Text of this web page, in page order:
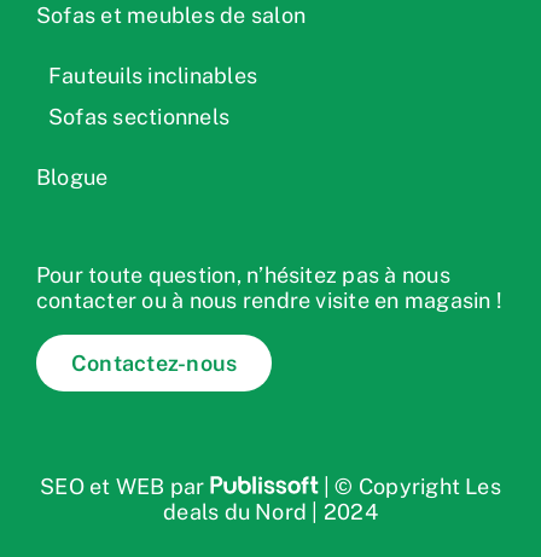
Sofas et meubles de salon
Fauteuils inclinables
Sofas sectionnels
Blogue
Pour toute question, n’hésitez pas à nous
contacter ou à nous rendre visite en magasin !
Contactez-nous
SEO et WEB par
| © Copyright Les
deals du Nord | 2024